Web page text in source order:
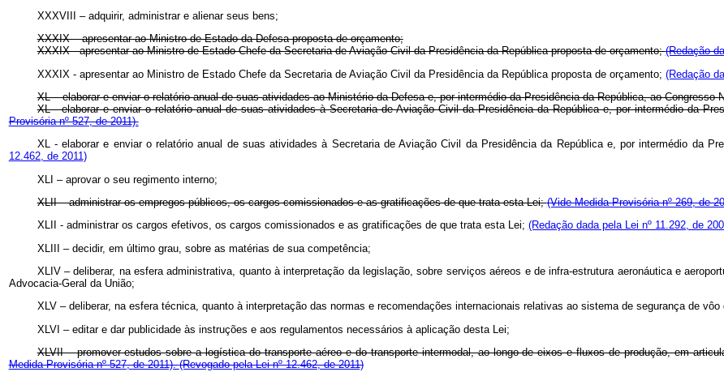
XXXVIII – adquirir, administrar e alienar seus bens;
XXXIX – apresentar ao Ministro de Estado da Defesa proposta de orçamento;
XXXIX - apresentar ao Ministro de Estado Chefe da Secretaria de Aviação Civil da Presidência da República proposta de orçamento;(Redação
XXXIX - apresentar ao Ministro de Estado Chefe da Secretaria de Aviação Civil da Presidência da República proposta de orçamento; (Redação
XL – elaborar e enviar o relatório anual de suas atividades ao Ministério da Defesa e, por intermédio da Presidência da República, ao Congresso
XL - elaborar e enviar o relatório anual de suas atividades à Secretaria de Aviação Civil da Presidência da República e, por intermédio da
Provisória nº 527, de 2011).
XL - elaborar e enviar o relatório anual de suas atividades à Secretaria de Aviação Civil da Presidência da República e, por intermédio da
12.462, de 2011)
XLI – aprovar o seu regimento interno;
XLII – administrar os empregos públicos, os cargos comissionados e as gratificações de que trata esta Lei;(Vide Medida Provisória nº 269, de
XLII - administrar os cargos efetivos, os cargos comissionados e as gratificações de que trata esta Lei; (Redação dada pela Lei nº 11.292, de
XLIII – decidir, em último grau, sobre as matérias de sua competência;
XLIV – deliberar, na esfera administrativa, quanto à interpretação da legislação, sobre serviços aéreos e de infra-estrutura aeronáutica e
Advocacia-Geral da União;
XLV – deliberar, na esfera técnica, quanto à interpretação das normas e recomendações internacionais relativas ao sistema de segurança de
XLVI – editar e dar publicidade às instruções e aos regulamentos necessários à aplicação desta Lei;
XLVII – promover estudos sobre a logística do transporte aéreo e do transporte intermodal, ao longo de eixos e fluxos de produção, em
Medida Provisória nº 527, de 2011).(Revogado pela Lei nº 12.462, de 2011)